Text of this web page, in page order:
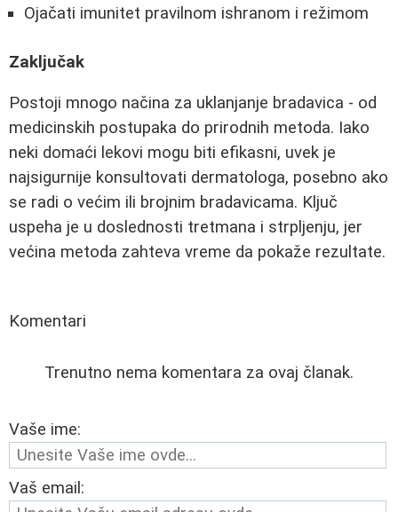
Ojačati imunitet pravilnom ishranom i režimom
Zaključak
Postoji mnogo načina za uklanjanje bradavica - od
medicinskih postupaka do prirodnih metoda. Iako
neki domaći lekovi mogu biti efikasni, uvek je
najsigurnije konsultovati dermatologa, posebno ako
se radi o većim ili brojnim bradavicama. Ključ
uspeha je u doslednosti tretmana i strpljenju, jer
većina metoda zahteva vreme da pokaže rezultate.
Komentari
Trenutno nema komentara za ovaj članak.
Vaše ime:
Vaš email: